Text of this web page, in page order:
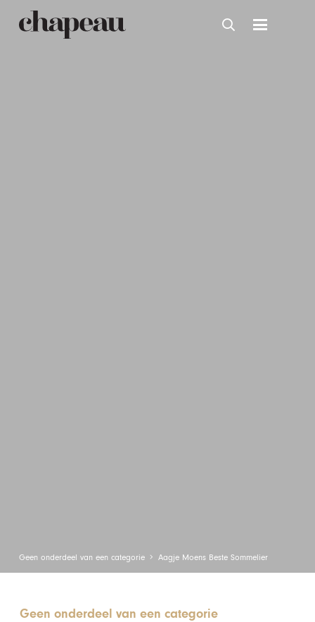
Geen onderdeel van een categorie Aagje Moens Beste Sommelier
Geen onderdeel van een categorie